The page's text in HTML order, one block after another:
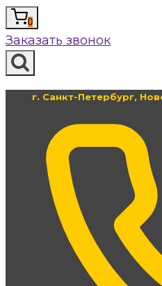
0
Заказать звонок
г. Санкт-Петербург,